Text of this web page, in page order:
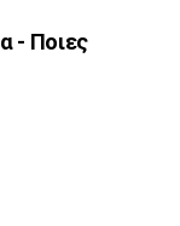
- Ποιες